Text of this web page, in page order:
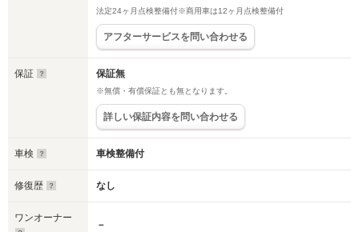
法定24ヶ月点検整備付※商用車は12ヶ月点検整備付
アフターサービスを問い合わせる
保証 保証無
※無償・有償保証とも無となります。
詳しい保証内容を問い合わせる
車検 車検整備付
修復歴 なし
ワンオーナー
－